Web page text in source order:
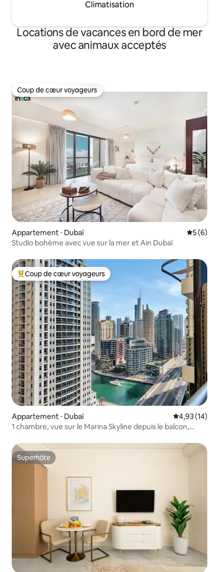
Climatisation
Locations de vacances en bord de mer
avec animaux acceptés
Coup de cœur voyageurs
Coup de cœur voyageurs
Appartement ⋅ Dubaï
5 (6)
Studio bohème avec vue sur la mer et Ain Dubaï
Coups de cœur voyageurs les plus appréciés
Coup de cœur voyageurs
Appartement ⋅ Dubaï Évaluation
4,93 (14)
1 chambre, vue sur le Marina Skyline depuis le balcon,
Superhôte
Superhôte